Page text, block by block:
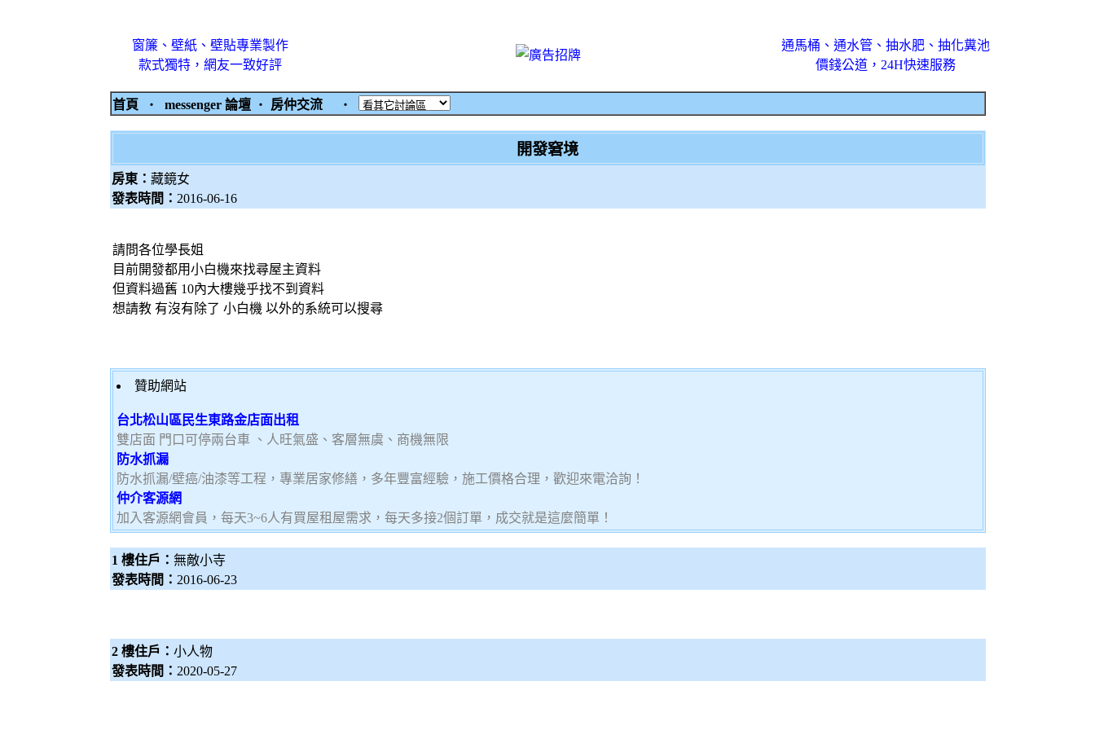
窗簾、壁紙、壁貼專業製作
款式獨特，網友一致好評
通馬桶、通水管、抽水肥、抽化糞池
價錢公道，24H快速服務
首頁 ‧ messenger 論壇 ‧ 房仲交流 ‧
開發窘境
房東： 藏鏡女
發表時間： 2016-06-16
請問各位學長姐
目前開發都用小白機來找尋屋主資料
但資料過舊 10內大樓幾乎找不到資料
想請教 有沒有除了 小白機 以外的系統可以搜尋
贊助網站
台北松山區民生東路金店面出租
雙店面 門口可停兩台車 、人旺氣盛、客層無虞、商機無限
防水抓漏
防水抓漏/壁癌/油漆等工程，專業居家修繕，多年豐富經驗，施工價格合理，歡迎來電洽詢！
仲介客源網
加入客源網會員，每天3~6人有買屋租屋需求，每天多接2個訂單，成交就是這麼簡單！
1 樓住戶： 無敵小寺
發表時間： 2016-06-23
2 樓住戶： 小人物
發表時間： 2020-05-27